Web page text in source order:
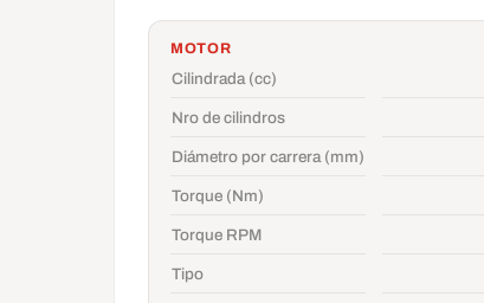
MOTOR
Cilindrada (cc)
Nro de cilindros
Diámetro por carrera (mm)
Torque (Nm)
Torque RPM
Tipo